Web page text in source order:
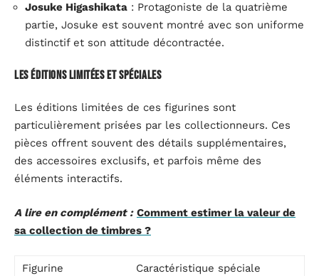
Josuke Higashikata : Protagoniste de la quatrième
partie, Josuke est souvent montré avec son uniforme
distinctif et son attitude décontractée.
Les éditions limitées et spéciales
Les éditions limitées de ces figurines sont
particulièrement prisées par les collectionneurs. Ces
pièces offrent souvent des détails supplémentaires,
des accessoires exclusifs, et parfois même des
éléments interactifs.
A lire en complément : Comment estimer la valeur de
sa collection de timbres ?
Figurine
Caractéristique spéciale